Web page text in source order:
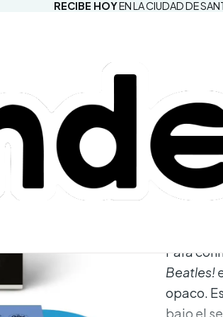
RECIBE HOYEN LA CIUDAD DE
Para
Beatles!
opaco.
bajo el